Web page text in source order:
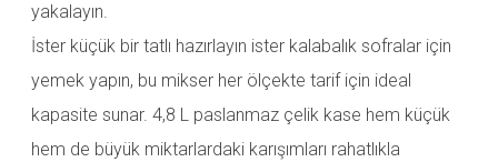
yakalayın.
İster küçük bir tatlı hazırlayın ister kalabalık sofralar için
yemek yapın, bu mikser her ölçekte tarif için ideal
kapasite sunar. 4,8 L paslanmaz çelik kase hem küçük
hem de büyük miktarlardaki karışımları rahatlıkla